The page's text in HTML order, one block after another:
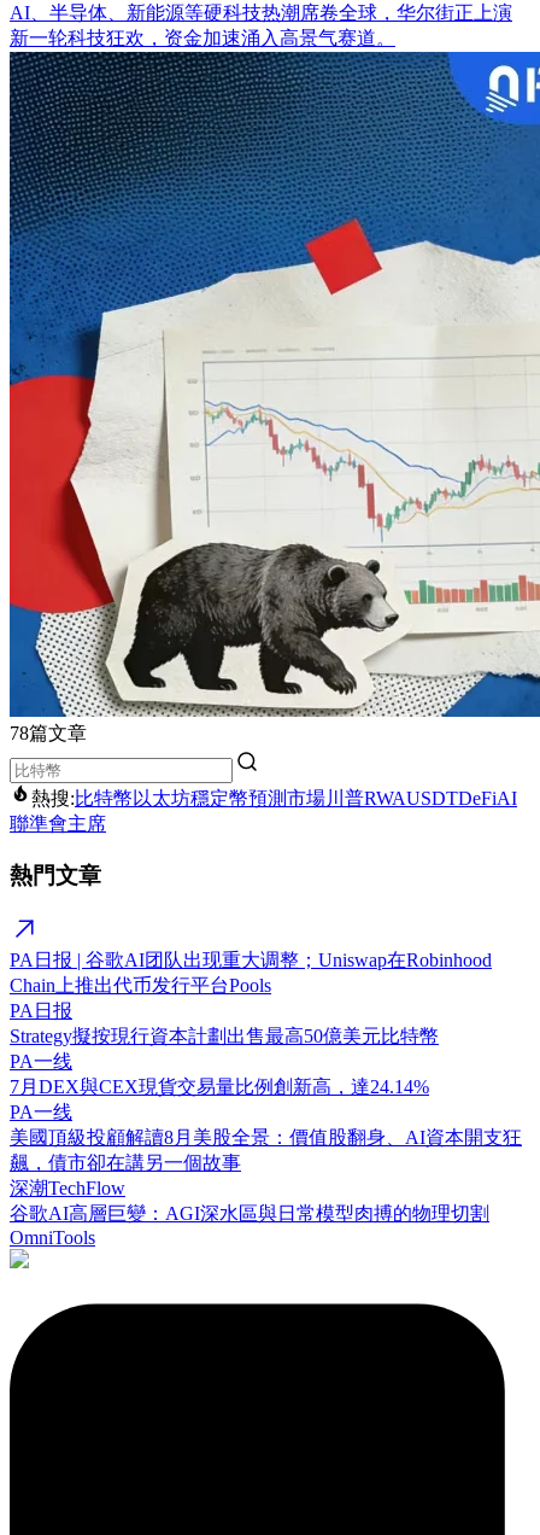
AI、半导体、新能源等硬科技热潮席卷全球，华尔街正上演
新一轮科技狂欢，资金加速涌入高景气赛道。
78篇文章
熱搜:比特幣 以太坊穩定幣預測市場川普RWAUSDTDeFiAI
聯準會主席
熱門文章
PA日报 | 谷歌AI团队出现重大调整；Uniswap在Robinhood
Chain上推出代币发行平台Pools
PA日报
Strategy擬按現行資本計劃出售最高50億美元比特幣
PA一线
7月DEX與CEX現貨交易量比例創新高，達24.14%
PA一线
美國頂級投顧解讀8月美股全景：價值股翻身、AI資本開支狂
飆，債市卻在講另一個故事
深潮TechFlow
谷歌AI高層巨變：AGI深水區與日常模型肉搏的物理切割
OmniTools